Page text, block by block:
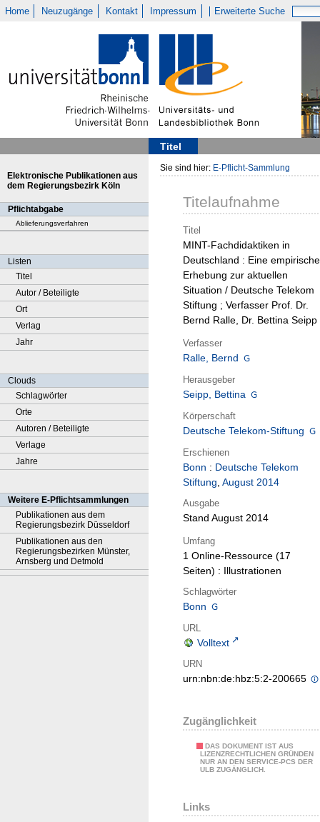
Home Neuzugänge Kontakt Impressum Erweiterte Suche
Titel
Elektronische Publikationen aus
dem Regierungsbezirk Köln
Pflichtabgabe
Ablieferungsverfahren
Listen
Titel
Autor / Beteiligte
Ort
Verlag
Jahr
Clouds
Schlagwörter
Orte
Autoren / Beteiligte
Verlage
Jahre
Weitere E-Pflichtsammlungen
Publikationen aus dem
Regierungsbezirk Düsseldorf
Publikationen aus den
Regierungsbezirken Münster,
Arnsberg und Detmold
Sie sind hier: E-Pflicht-Sammlung
Titelaufnahme
Titel
MINT-Fachdidaktiken in
Deutschland : Eine empirische
Erhebung zur aktuellen
Situation / Deutsche Telekom
Stiftung ; Verfasser Prof. Dr.
Bernd Ralle, Dr. Bettina Seipp
Verfasser
Ralle, Bernd
Herausgeber
Seipp, Bettina
Körperschaft
Deutsche Telekom-Stiftung
Erschienen
Bonn : Deutsche Telekom
Stiftung, August 2014
Ausgabe
Stand August 2014
Umfang
1 Online-Ressource (17
Seiten) : Illustrationen
Schlagwörter
Bonn
URL
Volltext
URN
urn:nbn:de:hbz:5:2-200665
Zugänglichkeit
DAS DOKUMENT IST AUS
LIZENZRECHTLICHEN GRÜNDEN
NUR AN DEN SERVICE-PCS DER
ULB ZUGÄNGLICH.
Links